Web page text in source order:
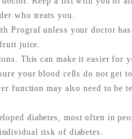
who treats you.
Prograf unless your doctor
juice.
This can make it easier for
your blood cells do not get
function may also need to be
diabetes, most often in
risk of diabetes.